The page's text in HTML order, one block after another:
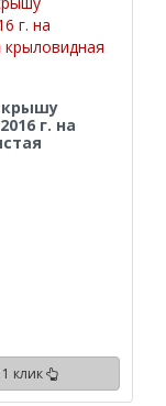
крышу
г. на
клик